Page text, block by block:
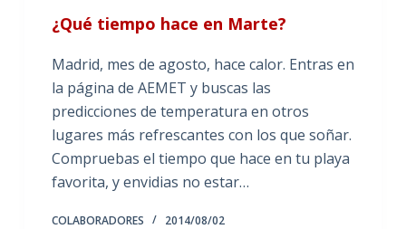
¿Qué tiempo hace en Marte?
Madrid, mes de agosto, hace calor. Entras en
la página de AEMET y buscas las
predicciones de temperatura en otros
lugares más refrescantes con los que soñar.
Compruebas el tiempo que hace en tu playa
favorita, y envidias no estar…
COLABORADORES 2014/08/02